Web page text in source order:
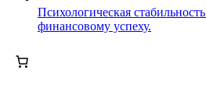
Психологическая
финансовому успеху.